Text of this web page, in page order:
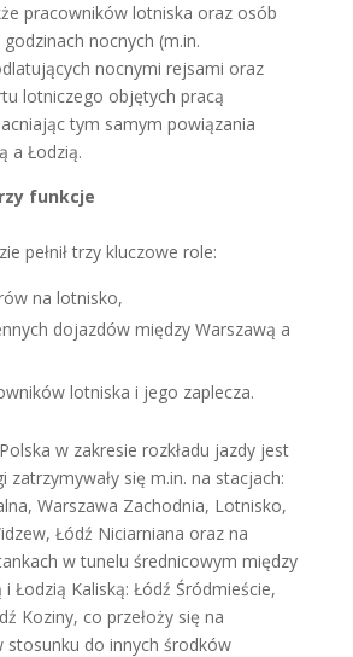
pracowników lotniska oraz osób
nocnych (m.in.
nocnymi rejsami oraz
lotniczego objętych pracą
tym samym powiązania
a Łodzią.
funkcje
pełnił trzy kluczowe role:
na lotnisko,
dojazdów między Warszawą a
lotniska i jego zaplecza.
w zakresie rozkładu jazdy jest
zatrzymywały się m.in. na stacjach:
Warszawa Zachodnia, Lotnisko,
Łódź Niciarniana oraz na
w tunelu średnicowym między
Łodzią Kaliską: Łódź Śródmieście,
Koziny, co przełoży się na
stosunku do innych środków